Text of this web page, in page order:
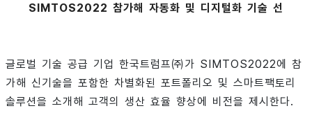
SIMTOS2022 참가해 자동화 및 디지털화 기술 선
글로벌 기술 공급 기업 한국트럼프㈜가 SIMTOS2022에 참
가해 신기술을 포함한 차별화된 포트폴리오 및 스마트팩토리
솔루션을 소개해 고객의 생산 효율 향상에 비전을 제시한다.